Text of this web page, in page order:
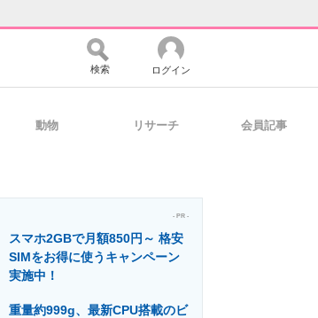
マーケ×ITの今がよく分かる
検索 ログイン
動物 リサーチ 会員記事
- PR -
スマホ2GBで月額850円～ 格安
SIMをお得に使うキャンペーン
実施中！
重量約999g、最新CPU搭載のビ